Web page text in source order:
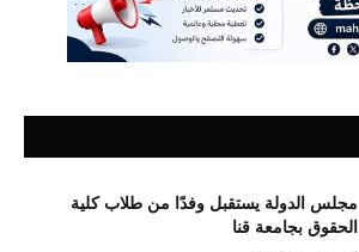
مجلس الدولة يستقبل وفدًا من طلاب كلية
الحقوق بجامعة قنا